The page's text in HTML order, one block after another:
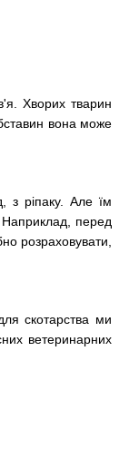
Хворих тварин
вона може
з ріпаку. Але їм
Наприклад, перед
розраховувати,
скотарства ми
ветеринарних